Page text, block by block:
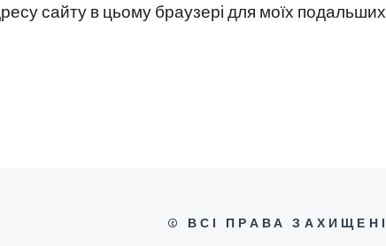
сайту в цьому браузері для моїх подальших
© ВСІ ПРАВА ЗАХИЩЕНІ